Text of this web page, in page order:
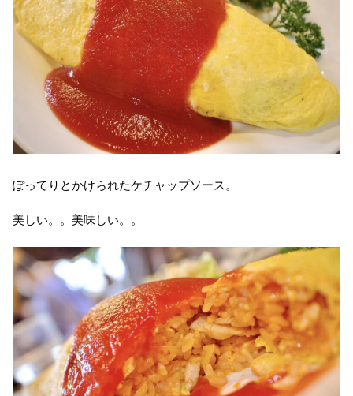
ぽってりとかけられたケチャップソース。
美しい。。美味しい。。